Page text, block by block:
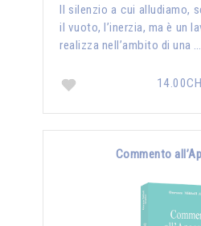
II silenzio a cui alludiamo,
il vuoto, l’inerzia, ma è un
realizza nell’ambito di una …
Commento